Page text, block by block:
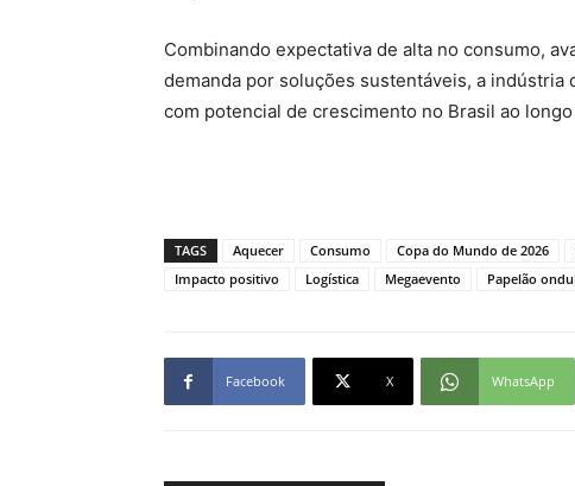
Combinando expectativa de alta no consumo,
demanda por soluções sustentáveis, a
com potencial de crescimento no Brasil ao
TAGS Aquecer Consumo Copa do Mundo de 2026
Impacto positivo
Logística Megaevento Papelão
Facebook X WhatsApp